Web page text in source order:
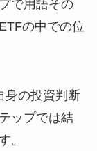
で用語その
の中での位
身の投資判断
ップでは結
。